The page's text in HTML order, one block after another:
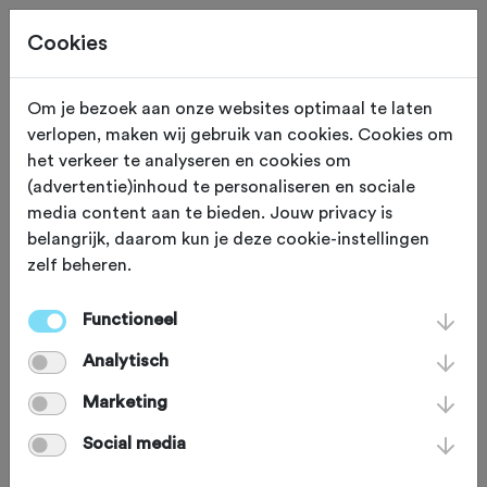
ETEN EN DRINKEN
Café Koppenberg
'Café De Koppenberg' is een prachtig
koerscafe op natuurlijk; De
Koppenberg! Bij binnenkomst van dit
café adem je direct de koers in. Als
koersliefhebber ben je natuurlijk van
Cookies
Om je bezoek aan onze websites optimaal te laten
verlopen, maken wij gebruik van cookies. Cookies om
het verkeer te analyseren en cookies om
(advertentie)inhoud te personaliseren en sociale
media content aan te bieden. Jouw privacy is
belangrijk, daarom kun je deze cookie-instellingen
zelf beheren.
Functioneel
Analytisch
Marketing
Social media